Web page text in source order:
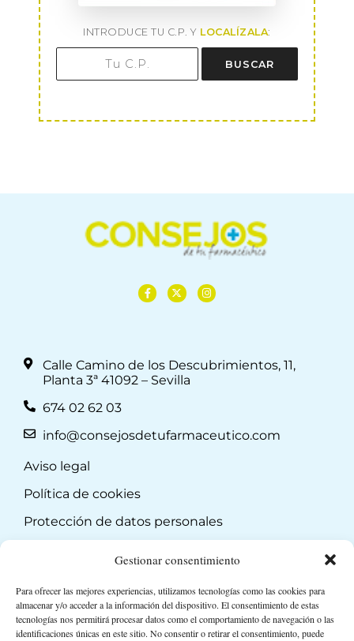
Gestionar consentimiento
Para ofrecer las mejores experiencias, utilizamos tecnologías como las cookies para
almacenar y/o acceder a la información del dispositivo. El consentimiento de estas
tecnologías nos permitirá procesar datos como el comportamiento de navegación o las
identificaciones únicas en este sitio. No consentir o retirar el consentimiento, puede
INTRODUCE TU C.P. Y LOCALÍZALA:
BUSCAR
Calle Camino de los Descubrimientos, 11,
Planta 3ª 41092 – Sevilla
674 02 62 03
info@consejosdetufarmaceutico.com
Aviso legal
Política de cookies
Protección de datos personales